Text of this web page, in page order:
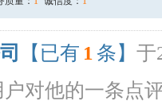
【已有 1 条】 于
户对他的一条点